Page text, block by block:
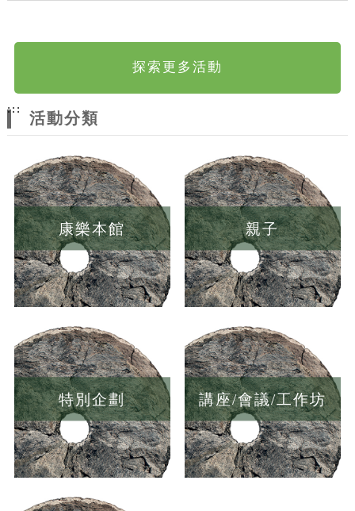
探索更多活動
:::
活動分類
康樂本館 親子
特別企劃 講座/會議/工作坊